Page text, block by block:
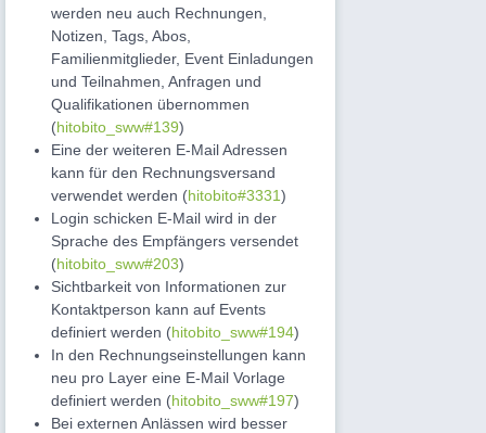
werden neu auch Rechnungen,
Notizen, Tags, Abos,
Familienmitglieder, Event Einladungen
und Teilnahmen, Anfragen und
Qualifikationen übernommen
(hitobito_sww#139)
Eine der weiteren E-Mail Adressen
kann für den Rechnungsversand
verwendet werden (hitobito#3331)
Login schicken E-Mail wird in der
Sprache des Empfängers versendet
(hitobito_sww#203)
Sichtbarkeit von Informationen zur
Kontaktperson kann auf Events
definiert werden (hitobito_sww#194)
In den Rechnungseinstellungen kann
neu pro Layer eine E-Mail Vorlage
definiert werden (hitobito_sww#197)
Bei externen Anlässen wird besser